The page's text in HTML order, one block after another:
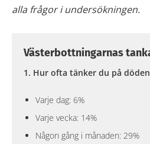
alla frågor i undersökningen.
Västerbottningarnas
1. Hur ofta tänker du på
Varje dag: 6%
Varje vecka: 14%
Någon gång i månaden: 29%